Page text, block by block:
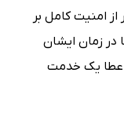
امنیت کامل بر
در زمان ایشان
عطا یک خدمت